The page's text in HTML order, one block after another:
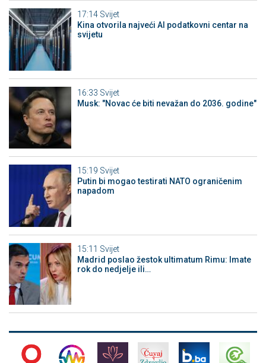
17:14 Svijet
Kina otvorila najveći AI podatkovni centar na
svijetu
16:33 Svijet
Musk: "Novac će biti nevažan do 2036. godine"
15:19 Svijet
Putin bi mogao testirati NATO ograničenim
napadom
15:11 Svijet
Madrid poslao žestok ultimatum Rimu: Imate
rok do nedjelje ili…